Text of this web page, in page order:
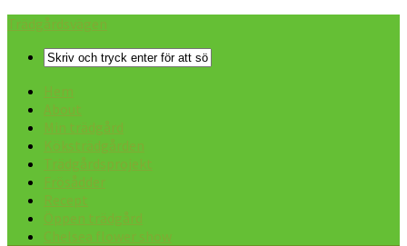
Trädgårdsvägen
Hem
About
Min trädgård
Köksträdgården
Trädgårdsprojekt
Frösådder
Recept
Öppen trädgård
Chelsea flower show